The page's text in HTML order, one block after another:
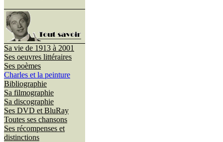
Sa vie de 1913 à 2001
Ses oeuvres littéraires
Ses poèmes
Charles et la peinture
Bibliographie
Sa filmographie
Sa discographie
Ses DVD et BluRay
Toutes ses chansons
Ses récompenses et
distinctions